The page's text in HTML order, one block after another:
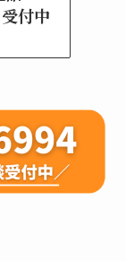
付中